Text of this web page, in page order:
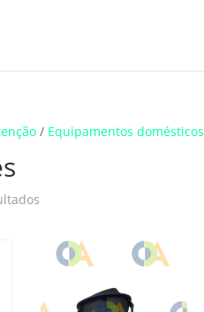
/ Equipamentos domésticos